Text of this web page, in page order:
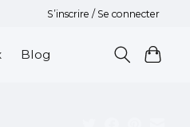
S’inscrire / Se connecter
Blog